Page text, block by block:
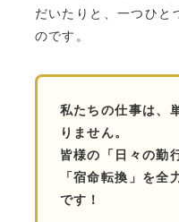
だいたりと、一つひと
のです。
私たちの仕事は、
りません。
皆様の「日々の勤
「宿命転換」を全
です！